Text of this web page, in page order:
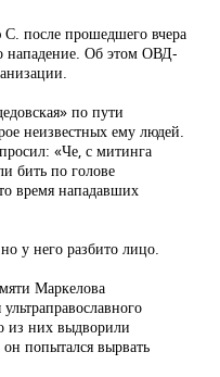
после прошедшего вчера
нападение. Об этом ОВД-
по пути
неизвестных ему людей.
«Че, с митинга
бить по голове
время нападавших
у него разбито лицо.
Маркелова
из них выдворили
попытался вырвать